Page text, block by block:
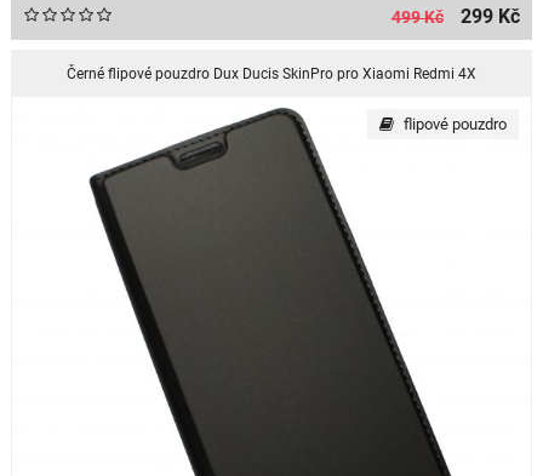
499 Kč 299 Kč
Černé flipové pouzdro Dux Ducis SkinPro pro Xiaomi Redmi 4X
flipové pouzdro